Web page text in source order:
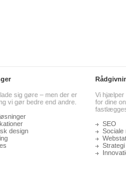
sig gøre – men der er
vi gør bedre end andre.
design
Vi hjælper
for dine
SEO
Sociale
Strategi